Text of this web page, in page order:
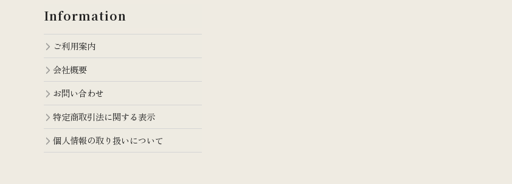
Information
ご利用案内
会社概要
お問い合わせ
特定商取引法に関する表示
個人情報の取り扱いについて